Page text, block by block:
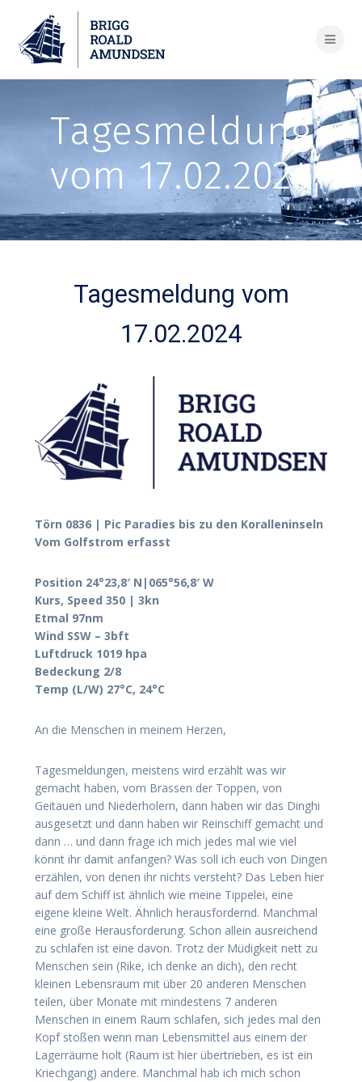
Tagesmeldung
vom 17.02.2024
Tagesmeldung vom
17.02.2024
Törn 0836 | Pic Paradies bis zu den Koralleninseln
Vom Golfstrom erfasst
Position 24°23,8′ N|065°56,8′ W
Kurs, Speed 350 | 3kn
Etmal 97nm
Wind SSW – 3bft
Luftdruck 1019 hpa
Bedeckung 2/8
Temp (L/W) 27°C, 24°C
An die Menschen in meinem Herzen,
Tagesmeldungen, meistens wird erzählt was wir
gemacht haben, vom Brassen der Toppen, von
Geitauen und Niederholern, dann haben wir das Dinghi
ausgesetzt und dann haben wir Reinschiff gemacht und
dann … und dann frage ich mich jedes mal wie viel
könnt ihr damit anfangen? Was soll ich euch von Dingen
erzählen, von denen ihr nichts versteht? Das Leben hier
auf dem Schiff ist ähnlich wie meine Tippelei, eine
eigene kleine Welt. Ähnlich herausfordernd. Manchmal
eine große Herausforderung. Schon allein ausreichend
zu schlafen ist eine davon. Trotz der Müdigkeit nett zu
Menschen sein (Rike, ich denke an dich), den recht
kleinen Lebensraum mit über 20 anderen Menschen
teilen, über Monate mit mindestens 7 anderen
Menschen in einem Raum schlafen, sich jedes mal den
Kopf stoßen wenn man Lebensmittel aus einem der
Lagerräume holt (Raum ist hier übertrieben, es ist ein
Kriechgang) andere. Manchmal hab ich mich schon